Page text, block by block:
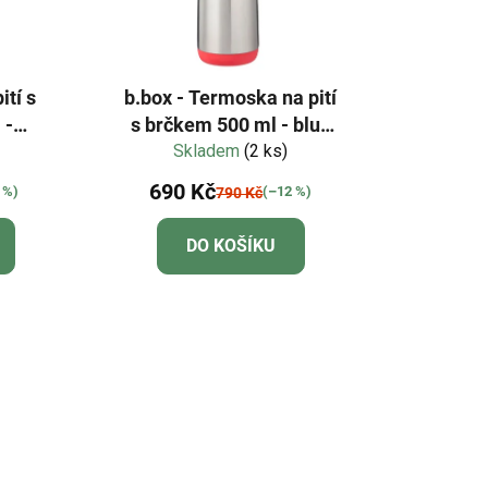
s
-
b.box - Termoska na pití
s brčkem 500 ml - blue
blaze
Skladem(2 ks)
690 Kč790 Kč(–12 %)
DO KOŠÍKU